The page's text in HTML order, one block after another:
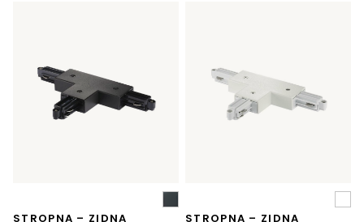
STROPNA – ZIDNA
STROPNA – ZIDNA